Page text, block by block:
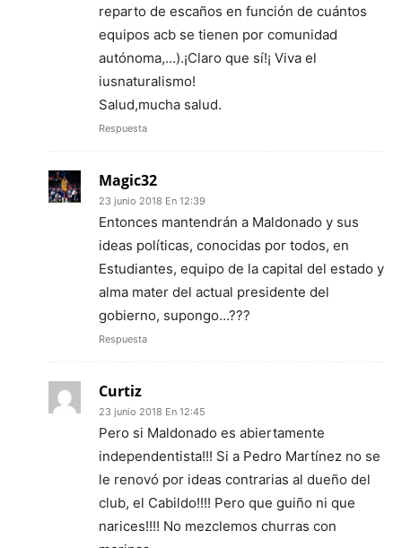
reparto de escaños en función de cuántos
equipos acb se tienen por comunidad
autónoma,…).¡Claro que sí!¡ Viva el
iusnaturalismo!
Salud,mucha salud.
Respuesta
Magic32
23 junio 2018 En 12:39
Entonces mantendrán a Maldonado y sus
ideas políticas, conocidas por todos, en
Estudiantes, equipo de la capital del estado y
alma mater del actual presidente del
gobierno, supongo…???
Respuesta
Curtiz
23 junio 2018 En 12:45
Pero si Maldonado es abiertamente
independentista!!! Si a Pedro Martínez no se
le renovó por ideas contrarias al dueño del
club, el Cabildo!!!! Pero que guiño ni que
narices!!!! No mezclemos churras con